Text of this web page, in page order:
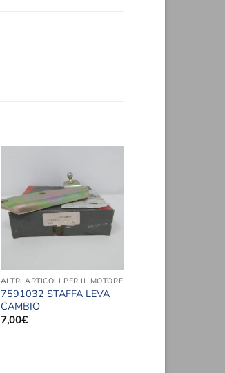
Aggiungi
alla lista
dei
desideri
ALTRI ARTICOLI PER IL MOTORE
7591032 STAFFA LEVA
CAMBIO
7,00€